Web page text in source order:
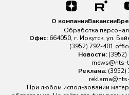
О компанииВакансии
Обработка
Офис: 664050, г. Иркутск, ул.
(3952) 792-401
Новости: (3952)
rnews@nts-
Реклама: (3952)
При любом использовании